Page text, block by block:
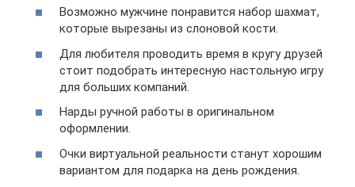
Возможно мужчине понравится набор шахмат,
которые вырезаны из слоновой кости.
Для любителя проводить время в кругу друзей
стоит подобрать интересную настольную игру
для больших компаний.
Нарды ручной работы в оригинальном
оформлении.
Очки виртуальной реальности станут хорошим
вариантом для подарка на день рождения.